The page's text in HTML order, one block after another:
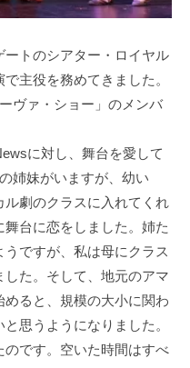
ートのシアター・ロイヤル
主役を務めてきました。
ヴァ・ショー」のメンバ
に対し、舞台を愛して
姉妹がいますが、幼い
劇のクラスに入れてくれ
台に恋をしました。姉た
ですが、私は母にクラス
た。そして、地元のアマ
ると、規模の大小に関わ
思うようになりました。
のです。空いた時間はすべ